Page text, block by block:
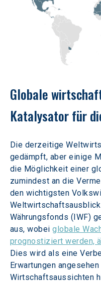
Globale
Katalysator für
Die derzeitige
gedämpft, aber einige
die Möglichkeit einer
zumindest an die
den wichtigsten
Währungsfonds (IWF)
aus, wobei globale
prognostiziert werden,
Dies wird als eine
Erwartungen
Wirtschaftsaussichten